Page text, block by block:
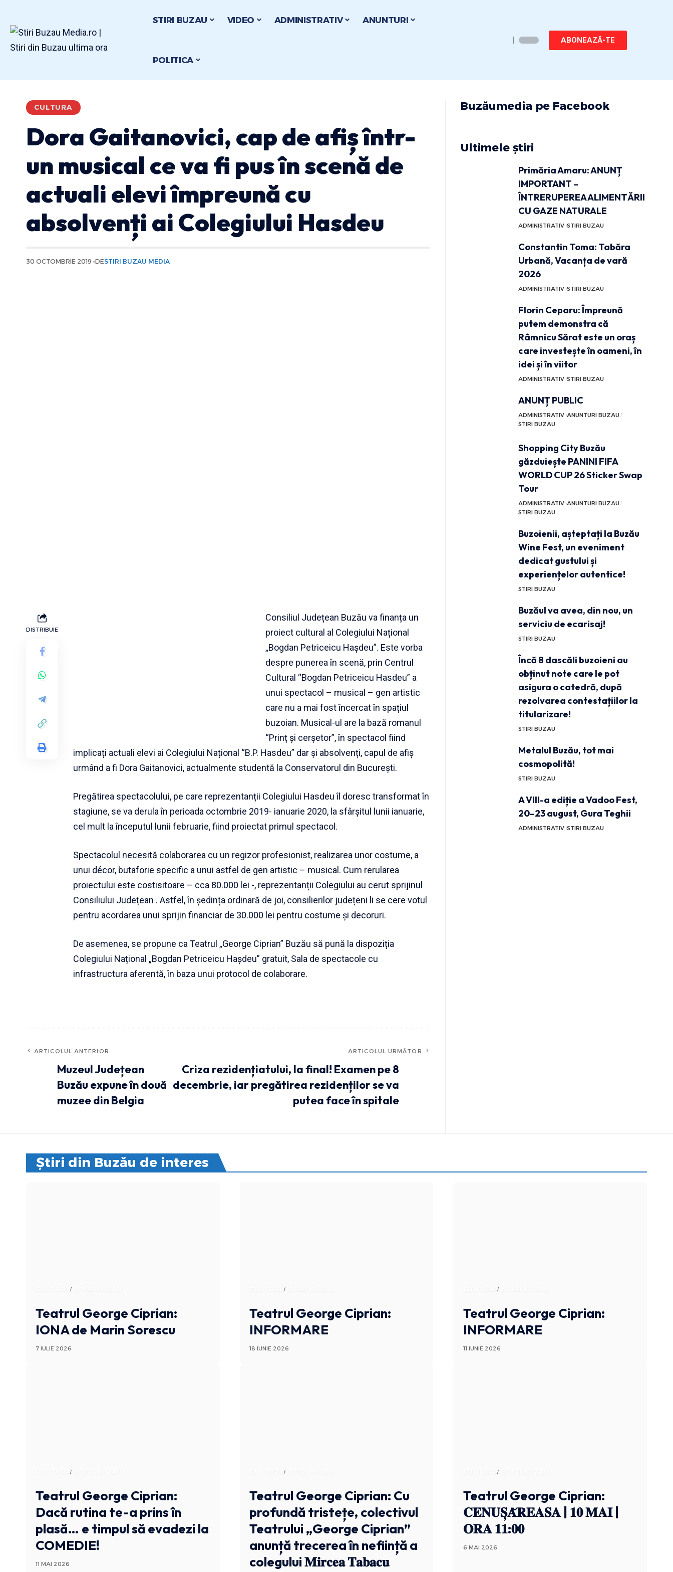
STIRI BUZAU VIDEO ADMINISTRATIV ANUNTURI
POLITICA
ABONEAZĂ-TE
CULTURA
Dora Gaitanovici, cap de afiș într-
un musical ce va fi pus în scenă de
actuali elevi împreună cu
absolvenți ai Colegiului Hasdeu
30 OCTOMBRIE 2019 DESTIRI BUZAU MEDIA
DISTRIBUIE
Consiliul Județean Buzău va finanța un
proiect cultural al Colegiului Național
„Bogdan Petriceicu Hașdeu”. Este vorba
despre punerea în scenă, prin Centrul
Cultural “Bogdan Petriceicu Hasdeu” a
unui spectacol – musical – gen artistic
care nu a mai fost încercat în spațiul
buzoian. Musical-ul are la bază romanul
“Prinț și cerșetor”, în spectacol fiind
implicați actuali elevi ai Colegiului Național “B.P. Hasdeu” dar și absolvenți, capul de afiș
urmând a fi Dora Gaitanovici, actualmente studentă la Conservatorul din București.
Pregătirea spectacolului, pe care reprezentanții Colegiului Hasdeu îl doresc transformat în
stagiune, se va derula în perioada octombrie 2019- ianuarie 2020, la sfârșitul lunii ianuarie,
cel mult la începutul lunii februarie, fiind proiectat primul spectacol.
Spectacolul necesită colaborarea cu un regizor profesionist, realizarea unor costume, a
unui décor, butaforie specific a unui astfel de gen artistic – musical. Cum rerularea
proiectului este costisitoare – cca 80.000 lei -, reprezentanții Colegiului au cerut sprijinul
Consiliului Județean . Astfel, în ședința ordinară de joi, consilierilor județeni li se cere votul
pentru acordarea unui sprijin financiar de 30.000 lei pentru costume și decoruri.
De asemenea, se propune ca Teatrul „George Ciprian” Buzău să pună la dispoziția
Colegiului Național „Bogdan Petriceicu Hașdeu” gratuit, Sala de spectacole cu
infrastructura aferentă, în baza unui protocol de colaborare.
ARTICOLUL ANTERIOR
Muzeul Județean
Buzău expune în două
muzee din Belgia
ARTICOLUL URMĂTOR
Criza rezidențiatului, la final! Examen pe 8
decembrie, iar pregătirea rezidenților se va
putea face în spitale
Buzăumedia pe Facebook
Ultimele știri
Primăria Amaru: ANUNȚ
IMPORTANT –
ÎNTRERUPEREA ALIMENTĂRII
CU GAZE NATURALE
ADMINISTRATIV STIRI BUZAU
Constantin Toma: Tabăra
Urbană, Vacanța de vară
2026
ADMINISTRATIV STIRI BUZAU
Florin Ceparu: Împreună
putem demonstra că
Râmnicu Sărat este un oraș
care investește în oameni, în
idei și în viitor
ADMINISTRATIV STIRI BUZAU
ANUNȚ PUBLIC
ADMINISTRATIV ANUNTURI BUZAU
STIRI BUZAU
Shopping City Buzău
găzduiește PANINI FIFA
WORLD CUP 26 Sticker Swap
Tour
ADMINISTRATIV ANUNTURI BUZAU
STIRI BUZAU
Buzoienii, așteptați la Buzău
Wine Fest, un eveniment
dedicat gustului și
experiențelor autentice!
STIRI BUZAU
Buzăul va avea, din nou, un
serviciu de ecarisaj!
STIRI BUZAU
Încă 8 dascăli buzoieni au
obținut note care le pot
asigura o catedră, după
rezolvarea contestațiilor la
titularizare!
STIRI BUZAU
Metalul Buzău, tot mai
cosmopolită!
STIRI BUZAU
A VIII-a ediție a Vadoo Fest,
20–23 august, Gura Teghii
ADMINISTRATIV STIRI BUZAU
Știri din Buzău de interes
CULTURA
Teatrul George Ciprian:
IONA de Marin Sorescu
7 IULIE 2026
CULTURA
Teatrul George Ciprian:
INFORMARE
18 IUNIE 2026
CULTURA
Teatrul George Ciprian:
INFORMARE
11 IUNIE 2026
CULTURA
Teatrul George Ciprian:
Dacă rutina te-a prins în
plasă… e timpul să evadezi la
COMEDIE!
11 MAI 2026
CULTURA
Teatrul George Ciprian: Cu
profundă tristețe, colectivul
Teatrului „George Ciprian”
anunță trecerea în neființă a
colegului 𝐌𝐢𝐫𝐜𝐞𝐚 𝐓𝐚𝐛𝐚𝐜𝐮
CULTURA
Teatrul George Ciprian:
𝐂𝐄𝐍𝐔𝐒̦𝐀̆𝐑𝐄𝐀𝐒𝐀 | 𝟏𝟎 𝐌𝐀𝐈 |
𝐎𝐑𝐀 𝟏𝟏:𝟎𝟎
6 MAI 2026